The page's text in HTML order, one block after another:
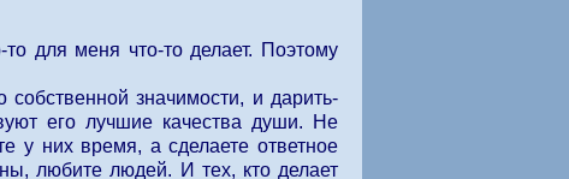
для меня что-то делает. Поэтому
значимости, и дарить-
его лучшие качества души. Не
них время, а сделаете ответное
любите людей. И тех, кто делает